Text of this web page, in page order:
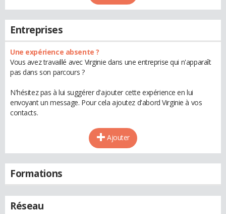
Entreprises
Une expérience absente ?
Vous avez travaillé avec Virginie dans une entreprise qui n'apparaît
pas dans son parcours ?
N'hésitez pas à lui suggérer d'ajouter cette expérience en lui
envoyant un message. Pour cela ajoutez d'abord Virginie à vos
contacts.
Ajouter
Formations
Réseau